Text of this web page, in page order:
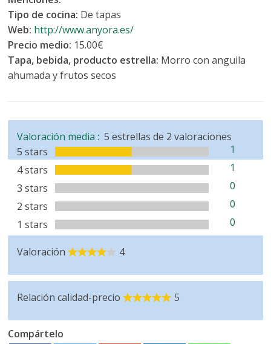
Tipo de cocina: De tapas
Web: http://www.anyora.es/
Precio medio: 15.00€
Tapa, bebida, producto estrella: Morro con anguila
ahumada y frutos secos
Valoración media :
5 stars
1
4 stars
1
3 stars
0
2 stars
0
1 stars
0
5 estrellas de 2 valoraciones
Valoración 4
Relación calidad-precio 5
Compártelo